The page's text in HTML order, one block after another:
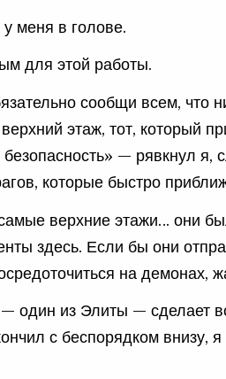
меня в голове.
для этой работы.
сообщи всем, что
этаж, тот, который
— рявкнул я,
которые быстро
верхние этажи… они
здесь. Если бы они
на демонах,
один из Элиты — сделает
с беспорядком внизу,